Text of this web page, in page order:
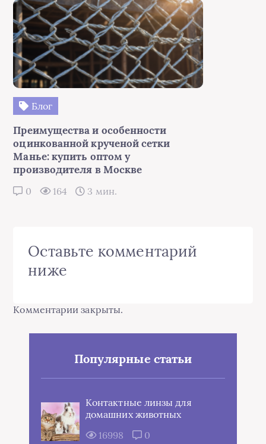
Блог
Преимущества и особенности
оцинкованной крученой сетки
Манье: купить оптом у
производителя в Москве
0 164 3 мин.
Оставьте комментарий
ниже
Комментарии закрыты.
Популярные статьи
Контактные линзы для
домашних животных
16998
0